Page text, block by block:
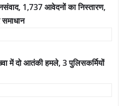
1,737 आवेदनों का निस्तारण,
में दो आतंकी हमले, 3 पुलिसकर्मियों